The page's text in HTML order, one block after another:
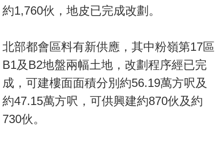
約1,760伙，地皮已完成改劃。
北部都會區料有新供應，其中粉嶺第17區
B1及B2地盤兩幅土地，改劃程序經已完
成，可建樓面面積分別約56.19萬方呎及
約47.15萬方呎，可供興建約870伙及約
730伙。